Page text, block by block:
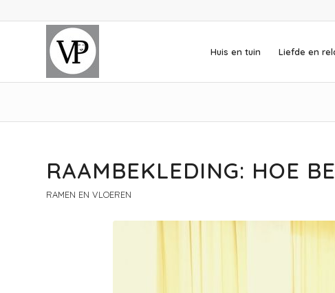
Huis en tuin Liefde en
RAAMBEKLEDING: HOE
RAMEN EN VLOEREN